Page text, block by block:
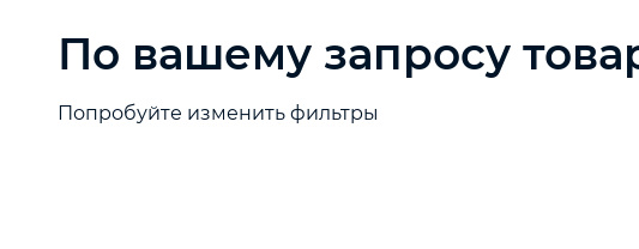
Садовый инвентарь
Измерительный инструмент
По вашему запросу
Попробуйте изменить фильтры